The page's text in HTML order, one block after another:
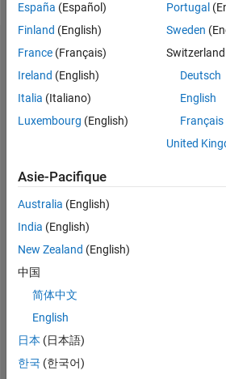
Tableau de bord
Statistiques
MATLAB Answers
CONTRIBUTIONS L
0
1
España (Español)
Finland (English)
France (Français)
Ireland (English)
Italia (Italiano)
Luxembourg (English)
Portugal
Sweden
Switzerland
Deutsch
English
Français
United
Asie-Pacifique
Australia (English)
India (English)
New Zealand (English)
中国
简体中文
English
日本 (日本語)
한국 (한국어)